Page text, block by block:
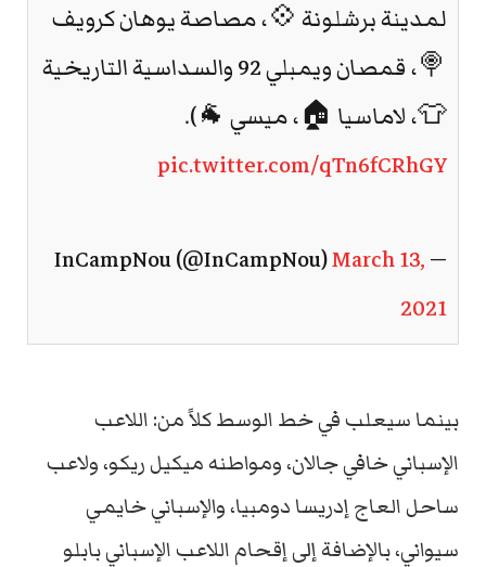
لمدينة برشلونة 💠، مصاصة يوهان كرويف
🍭، قمصان ويمبلي 92 والسداسية التاريخية
👕، لاماسيا 🏠، ميسي 🐐).
pic.twitter.com/qTn6fCRhGY
— InCampNou (@InCampNou)
March 13,
2021
بينما سيعلب في خط الوسط كلاً من: اللاعب
الإسباني خافي جالان، ومواطنه ميكيل ريكو، ولاعب
ساحل العاج إدريسا دومبيا، والإسباني خايمي
سيواني، بالإضافة إلى إقحام اللاعب الإسباني بابلو